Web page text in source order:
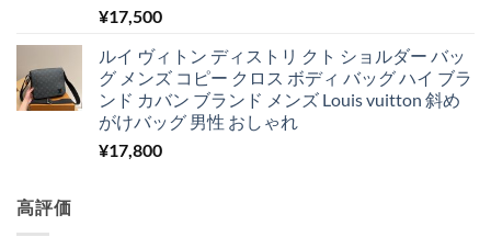
¥17,500
ルイ ヴィトン ディストリ クト ショルダー バッ
グ メンズ コピー クロス ボディ バッグ ハイ ブラ
ンド カバン ブランド メンズ Louis vuitton 斜め
がけバッグ 男性 おしゃれ
¥17,800
高評価